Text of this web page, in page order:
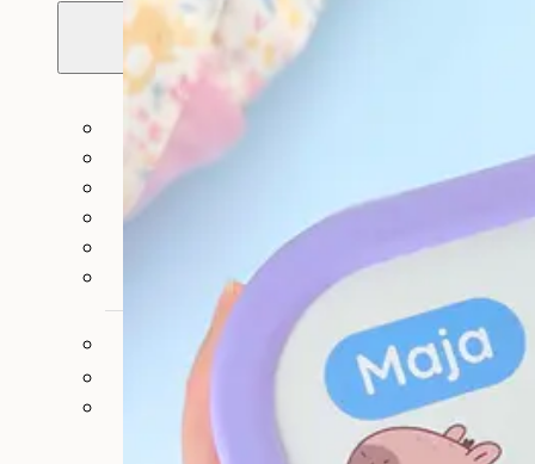
Alle naamstickers
Naamstickers
Instrijklabels
Grote naamstickers
Potloodlabels
Andere toepassingen:
Naamstickers voor gereedschap
Naamstickers voor verzorgingshuizen